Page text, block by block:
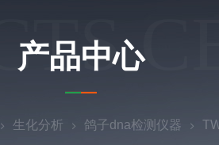
产品中心
生化分析 鸽子dna检测仪器